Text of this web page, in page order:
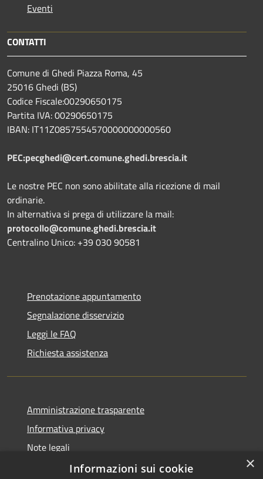
Eventi
CONTATTI
Comune di Ghedi Piazza Roma, 45
25016 Ghedi (BS)
Codice Fiscale:00290650175
Partita IVA: 00290650175
IBAN: IT11Z0857554570000000000560
PEC:pecghedi@cert.comune.ghedi.brescia.it
Le nostre PEC non sono abilitate alla ricezione di mail
ordinarie.
In alternativa si prega di utilizzare la mail:
protocollo@comune.ghedi.brescia.it
Centralino Unico: +39 030 90581
Prenotazione appuntamento
Segnalazione disservizio
Leggi le FAQ
Richiesta assistenza
Amministrazione trasparente
Informativa privacy
Note legali
Dichiarazione di accessibilità
×
Informazioni sui cookie